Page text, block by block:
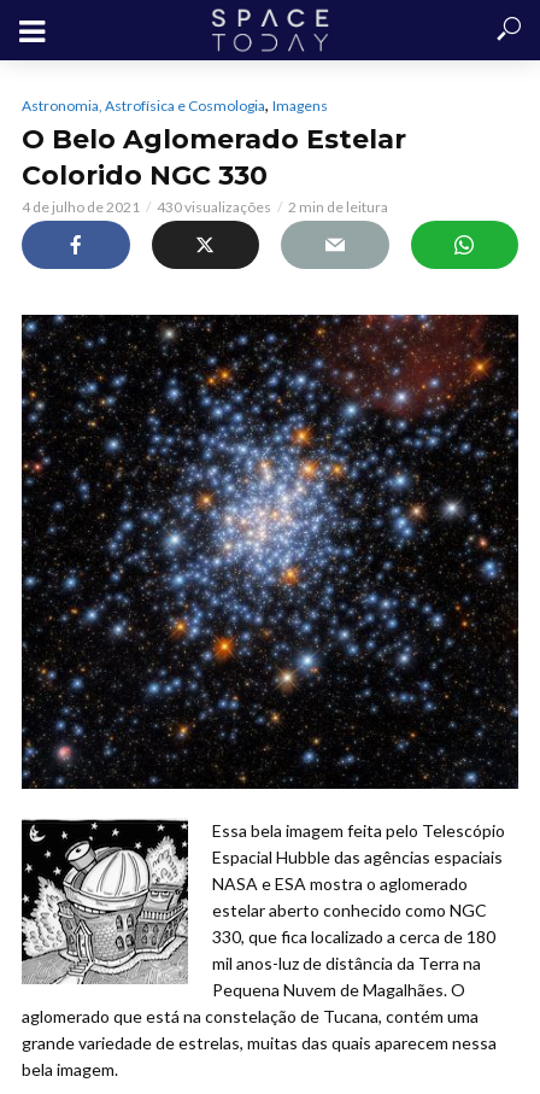
Astronomia, Astrofísica e Cosmologia, Imagens
O Belo Aglomerado Estelar
Colorido NGC 330
4 de julho de 2021 430 visualizações 2 min de leitura
Essa bela imagem feita pelo Telescópio
Espacial Hubble das agências espaciais
NASA e ESA mostra o aglomerado
estelar aberto conhecido como NGC
330, que fica localizado a cerca de 180
mil anos-luz de distância da Terra na
Pequena Nuvem de Magalhães. O
aglomerado que está na constelação de Tucana, contém uma
grande variedade de estrelas, muitas das quais aparecem nessa
bela imagem.